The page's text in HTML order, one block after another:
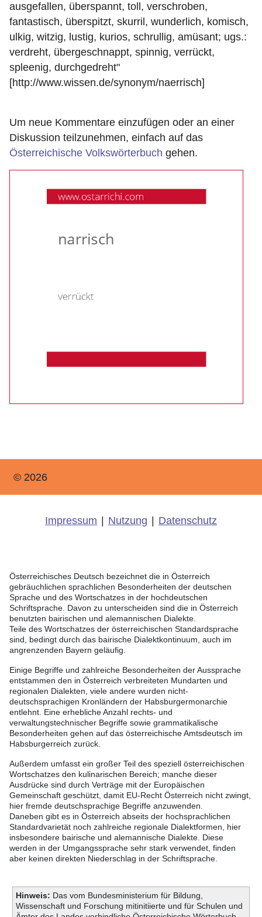
ausgefallen, überspannt, toll, verschroben,
fantastisch, überspitzt, skurril, wunderlich, komisch,
ulkig, witzig, lustig, kurios, schrullig, amüsant; ugs.:
verdreht, übergeschnappt, spinnig, verrückt,
spleenig, durchgedreht"
[http://www.wissen.de/synonym/naerrisch]
Um neue Kommentare einzufügen oder an einer
Diskussion teilzunehmen, einfach auf das
Österreichische Volkswörterbuch gehen.
© 2026
Impressum Nutzung Datenschutz
Österreichisches Deutsch bezeichnet die in Österreich
gebräuchlichen sprachlichen Besonderheiten der deutschen
Sprache und des Wortschatzes in der hochdeutschen
Schriftsprache. Davon zu unterscheiden sind die in Österreich
benutzten bairischen und alemannischen Dialekte.
Teile des Wortschatzes der österreichischen Standardsprache
sind, bedingt durch das bairische Dialektkontinuum, auch im
angrenzenden Bayern geläufig.
Einige Begriffe und zahlreiche Besonderheiten der Aussprache
entstammen den in Österreich verbreiteten Mundarten und
regionalen Dialekten, viele andere wurden nicht-
deutschsprachigen Kronländern der Habsburgermonarchie
entlehnt. Eine erhebliche Anzahl rechts- und
verwaltungstechnischer Begriffe sowie grammatikalische
Besonderheiten gehen auf das österreichische Amtsdeutsch im
Habsburgerreich zurück.
Außerdem umfasst ein großer Teil des speziell österreichischen
Wortschatzes den kulinarischen Bereich; manche dieser
Ausdrücke sind durch Verträge mit der Europäischen
Gemeinschaft geschützt, damit EU-Recht Österreich nicht zwingt,
hier fremde deutschsprachige Begriffe anzuwenden.
Daneben gibt es in Österreich abseits der hochsprachlichen
Standardvarietät noch zahlreiche regionale Dialektformen, hier
insbesondere bairische und alemannische Dialekte. Diese
werden in der Umgangssprache sehr stark verwendet, finden
aber keinen direkten Niederschlag in der Schriftsprache.
Hinweis: Das vom Bundesministerium für Bildung,
Wissenschaft und Forschung mitinitiierte und für Schulen und